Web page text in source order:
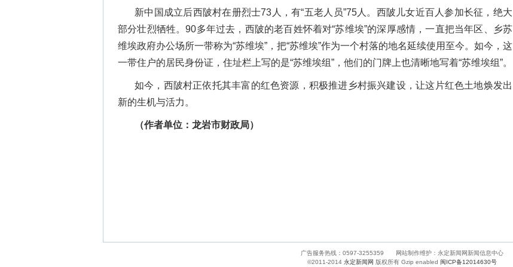
新中国成立后西陂村在册烈士73人，有“五老人员”75人。西陂儿女近百人参加长征，绝大
部分壮烈牺牲。90多年过去，西陂的老百姓怀着对“苏维埃”的深厚感情，一直把当年区、乡苏
维埃政府办公场所一带称为“苏维埃”，把“苏维埃”作为一个村落的地名延续使用至今。如今，这
一带住户的居民身份证，住址栏上写的是“苏维埃组”，他们的门牌上也清晰地写着“苏维埃组”。
如今，西陂村正依托其丰富的红色资源，积极推进乡村振兴建设，让这片红色土地焕发出
新的生机与活力。
（作者单位：龙岩市财政局）
广告服务热线：0597-3255359 网站制作维护：永定新闻网新闻信息中心
©2011-2014 永定新闻网 版权所有 Gzip enabled 闽ICP备12014630号